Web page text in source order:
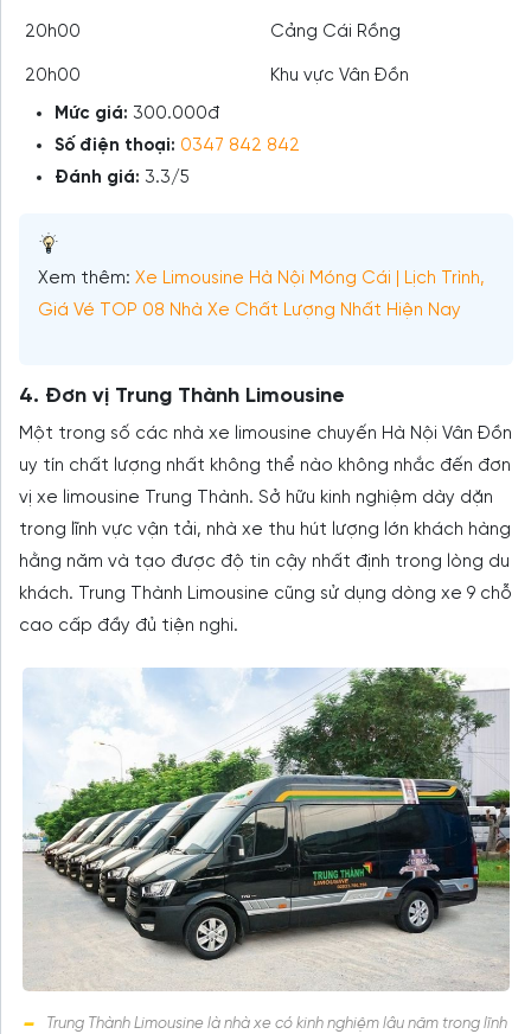
20h00 Cảng Cái Rồng
20h00
Khu vực Vân Đồn
Mức giá: 300.000đ
Số điện thoại: 0347 842 842
Đánh giá: 3.3/5
Xem thêm: Xe Limousine Hà Nội Móng Cái | Lịch Trình,
Giá Vé TOP 08 Nhà Xe Chất Lượng Nhất Hiện Nay
4. Đơn vị Trung Thành Limousine
Một trong số các nhà xe limousine chuyến Hà Nội Vân Đồn
uy tín chất lượng nhất không thể nào không nhắc đến đơn
vị xe limousine Trung Thành. Sở hữu kinh nghiệm dày dặn
trong lĩnh vực vận tải, nhà xe thu hút lượng lớn khách hàng
hằng năm và tạo được độ tin cậy nhất định trong lòng du
khách. Trung Thành Limousine cũng sử dụng dòng xe 9 chỗ
cao cấp đầy đủ tiện nghi.
Trung Thành Limousine là nhà xe có kinh nghiệm lâu năm trong lĩnh